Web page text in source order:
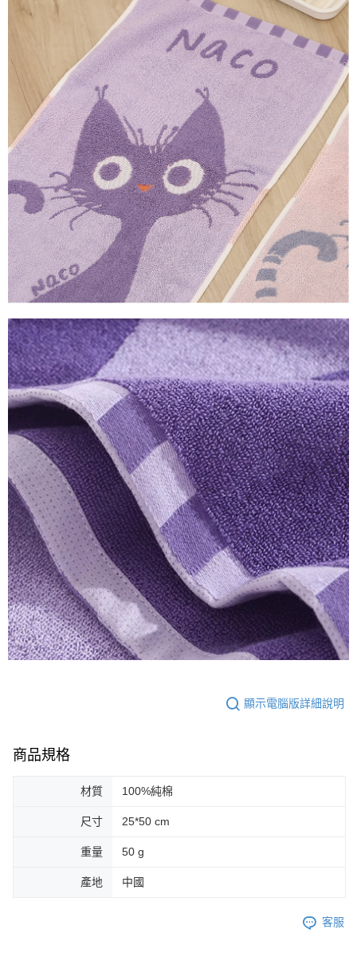
顯示電腦版詳細說明
商品規格
材質 100%純棉
尺寸 25*50 cm
重量 50 g
產地 中國
客服